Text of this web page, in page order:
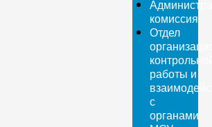
комиссия
Отдел
работы и
с
органами